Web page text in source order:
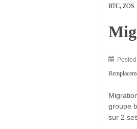
RTC, ZOS
groupe
sur 2